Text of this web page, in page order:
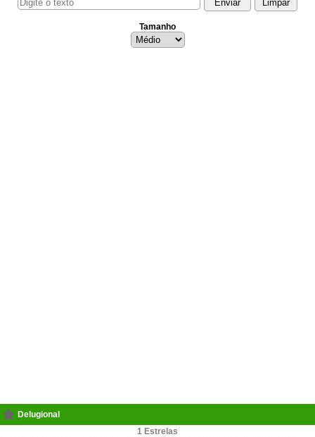
Tamanho
Delugional
1